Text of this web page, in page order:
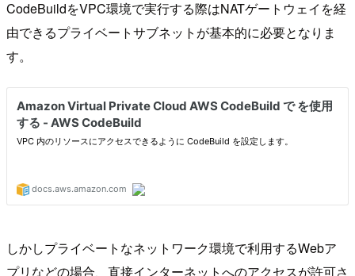
CodeBuildをVPC環境で実行する際はNATゲートウェイを経
由できるプライベートサブネットが基本的に必要となりま
す。
しかしプライベートなネットワーク環境で利用するWebア
プリなどの場合、直接インターネットへのアクセスが許可さ